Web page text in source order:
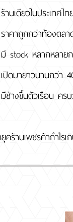
นเดียวในประเทศ
คาถูกกว่าท้องตลา
หลากหลาย
ดมายาวนานกว่า
างขึ้นตัวเรือน คร
คร้านเพชรค้ากำไร